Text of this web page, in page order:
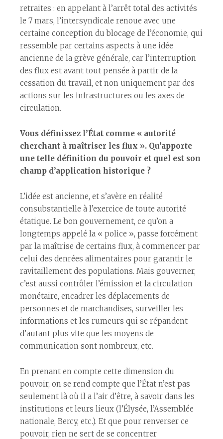
retraites : en appelant à l’arrêt total des activités
le 7 mars, l’intersyndicale renoue avec une
certaine conception du blocage de l’économie, qui
ressemble par certains aspects à une idée
ancienne de la grève générale, car l’interruption
des flux est avant tout pensée à partir de la
cessation du travail, et non uniquement par des
actions sur les infrastructures ou les axes de
circulation.
Vous définissez l’État comme « autorité
cherchant à maîtriser les flux ». Qu’apporte
une telle définition du pouvoir et quel est son
champ d’application historique ?
L’idée est ancienne, et s’avère en réalité
consubstantielle à l’exercice de toute autorité
étatique. Le bon gouvernement, ce qu’on a
longtemps appelé la « police », passe forcément
par la maîtrise de certains flux, à commencer par
celui des denrées alimentaires pour garantir le
ravitaillement des populations. Mais gouverner,
c’est aussi contrôler l’émission et la circulation
monétaire, encadrer les déplacements de
personnes et de marchandises, surveiller les
informations et les rumeurs qui se répandent
d’autant plus vite que les moyens de
communication sont nombreux, etc.
En prenant en compte cette dimension du
pouvoir, on se rend compte que l’État n’est pas
seulement là où il a l’air d’être, à savoir dans les
institutions et leurs lieux (l’Élysée, l’Assemblée
nationale, Bercy, etc.). Et que pour renverser ce
pouvoir, rien ne sert de se concentrer